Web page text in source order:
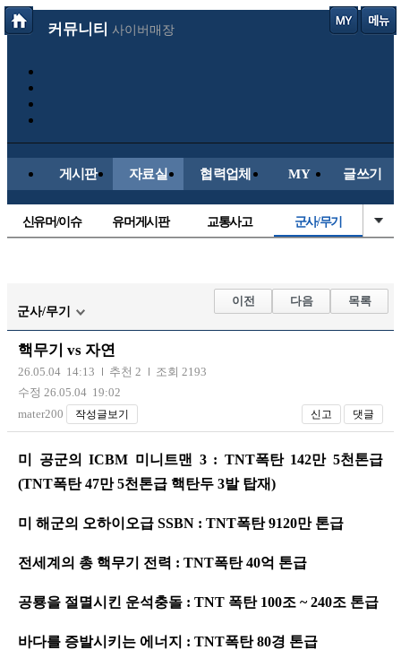
커뮤니티 사이버매장
게시판 자료실 협력업체 MY 글쓰기
신유머/이슈 유머게시판 교통사고 군사/무기
레이싱모델 자유사진
트럭/버스
장착시공사진
군사/무기
이전 다음 목록
핵무기 vs 자연
26.05.04 14:13 추천 2
조회 2193
수정 26.05.04 19:02
mater200
작성글보기 신고 댓글
미 공군의 ICBM 미니트맨 3 : TNT폭탄 142만 5천톤급
(TNT폭탄 47만 5천톤급 핵탄두 3발 탑재)
미 해군의 오하이오급 SSBN : TNT폭탄 9120만 톤급
전세계의 총 핵무기 전력 : TNT폭탄 40억 톤급
공룡을 절멸시킨 운석충돌 : TNT 폭탄 100조 ~ 240조 톤급
바다를 증발시키는 에너지 : TNT폭탄 80경 톤급